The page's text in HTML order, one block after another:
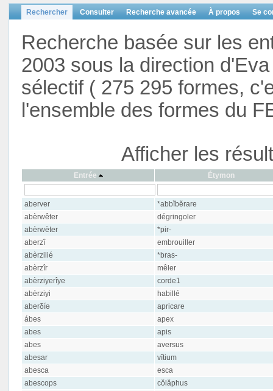
Rechercher Consulter Recherche avancée À propos Se
Recherche basée sur les
2003 sous la direction
sélectif ( 275 295 formes,
l'ensemble des formes du
Afficher les
Entrée Étymon
aberver
*abbĭbĕrare
abèrwêter
dégringoler
abèrwèter
*pir-
aberzî
embrouiller
abèrzilié
*bras-
abèrzîr
mêler
abèrziyerîye
corde1
abèrziyi
habillé
aberδíə
apricare
ábes
apex
abes
apis
abes
aversus
abesar
vĭtium
abesca
esca
abescops
cŏlăphus